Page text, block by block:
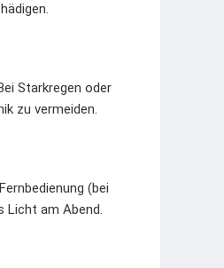
Starkregen oder
zu vermeiden.
(bei
Licht am Abend.